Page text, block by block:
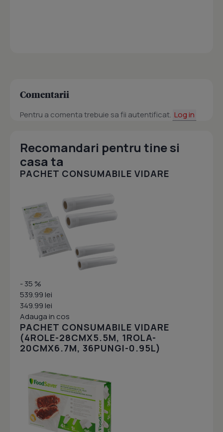
Comentarii
Pentru a comenta trebuie sa fii autentificat. Log in
Recomandari pentru tine si
casa ta
PACHET CONSUMABILE VIDARE
- 35 %
539.99 lei
349.99 lei
Adauga in cos
PACHET CONSUMABILE VIDARE
(4ROLE-28CMX5.5M, 1ROLA-
20CMX6.7M, 36PUNGI-0.95L)